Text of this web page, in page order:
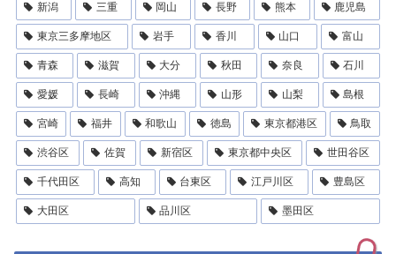
新潟 三重 岡山 長野 熊本 鹿児島
東京三多摩地区 岩手 香川 山口 富山
青森 滋賀 大分 秋田 奈良 石川
愛媛 長崎 沖縄 山形 山梨 島根
宮崎 福井 和歌山 徳島 東京都港区 鳥取
渋谷区 佐賀 新宿区 東京都中央区 世田谷区
千代田区 高知 台東区 江戸川区 豊島区
大田区 品川区 墨田区